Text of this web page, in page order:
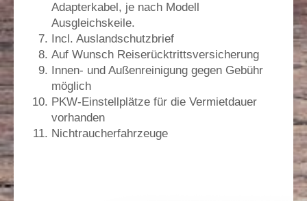
Adapterkabel, je nach Modell
Ausgleichskeile.
Incl. Auslandschutzbrief
Auf Wunsch Reiserücktrittsversicherung
Innen- und Außenreinigung gegen Gebühr
möglich
PKW-Einstellplätze für die Vermietdauer
vorhanden
Nichtraucherfahrzeuge